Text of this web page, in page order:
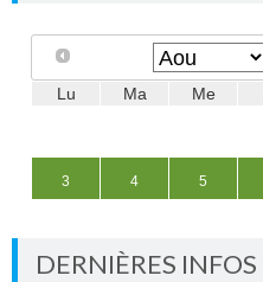
DERNIÈRES INFOS